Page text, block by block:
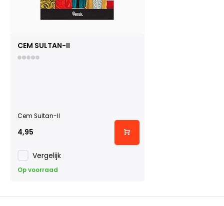
CEM SULTAN-II
Cem Sultan-II
4,95
Vergelijk
Op voorraad